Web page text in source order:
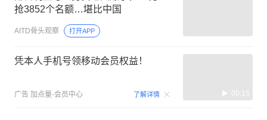
抢3852个名额…堪比中国
AITD骨头观察 打开APP
凭本人手机号领移动会员权益！
广告 加点量-会员中心 了解详情 00:15